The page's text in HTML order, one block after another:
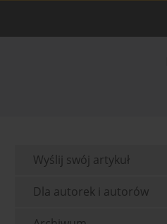
Wyślij swój artykuł
Dla autorek i autorów